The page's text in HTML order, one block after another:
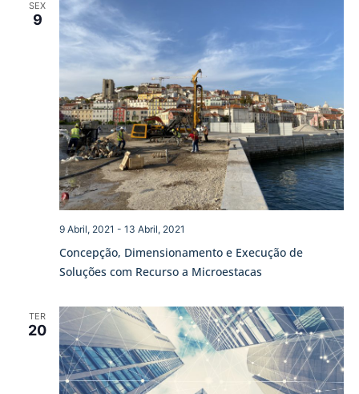
SEX
9
Concepção, Dimensionamento e Execução de
Soluções com Recurso a Microestacas
9 Abril, 2021 - 13 Abril, 2021
TER
20